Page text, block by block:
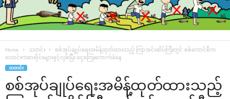
Home သတင်း
စစ်အုပ်ချုပ်ရေးအမိန့်ထုတ်ထားသည့် ကြာအင်းဆိပ်ကြီးတွင် စစ်ကောင်စီက
လောင်းကစားဝိုင်းများဖွင့်လှစ်ပြီး ငွေကြေးကောက်ခံနေ
သတင်း
စစ်အုပ်ချုပ်ရေးအမိန့်ထုတ်ထားသည့်